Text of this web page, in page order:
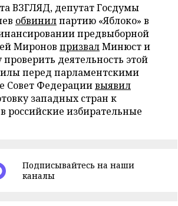
ВЗГЛЯД, депутат Госдумы
обвинилпартию «Яблоко» в
предвыборной
Миронов призвалМинюст и
деятельность этой
перед парламентскими
Совет Федерациивыявил
западных стран к
российские избирательные
Подписывайтесь на наши
каналы